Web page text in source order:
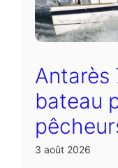
Antarès
bateau
3 août 2026